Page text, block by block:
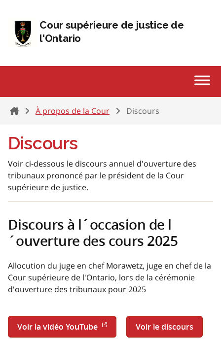
Cour supérieure de justice de
l'Ontario
HomeÀ propos de la Cour Discours
Discours
Voir ci-dessous le discours annuel d'ouverture des
tribunaux prononcé par le président de la Cour
supérieure de justice.
Discours à l´occasion de l
´ouverture des cours 2025
Allocution du juge en chef Morawetz, juge en chef de la
Cour supérieure de l'Ontario, lors de la cérémonie
d'ouverture des tribunaux pour 2025
Voir la vidéo YouTube Voir le discours